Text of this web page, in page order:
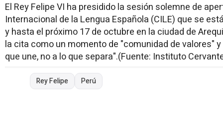
El Rey Felipe VI ha presidido la sesión solemne de
Internacional de la Lengua Española (CILE) que se
y hasta el próximo 17 de octubre en la ciudad de
la cita como un momento de "comunidad de valores"
que une, no a lo que separa".(Fuente: Instituto
Rey Felipe Perú